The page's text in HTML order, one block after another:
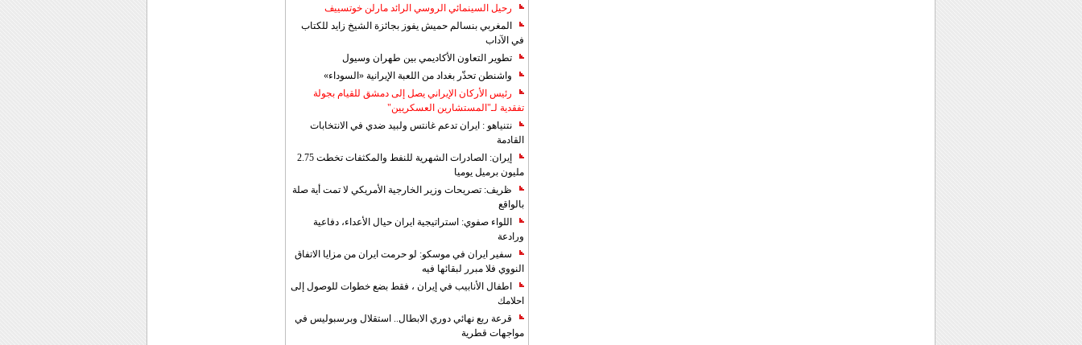
رحيل السينمائي الروسي الرائد مارلن خوتسييف
المغربي بنسالم حميش يفوز بجائزة الشيخ زايد للكتاب
في الآداب
تطوير التعاون الأكاديمي بين طهران وسيول
واشنطن تحذّر بغداد من اللعبة الإيرانية «السوداء»
رئيس الأركان الإيراني يصل إلى دمشق للقيام بجولة
تفقدية لـ"المستشارين العسكريين"
نتنياهو : ايران تدعم غانتس ولبيد ضدي في الانتخابات
القادمة
إيران: الصادرات الشهریة للنفط والمكثفات تخطت 2.75
مليون برميل يوميا
ظريف: تصريحات وزير الخارجية الأمريكي لا تمت أية صلة
بالواقع
اللواء صفوي: استراتيجية ايران حيال الأعداء، دفاعية
ورادعة
سفير ايران في موسكو: لو حرمت ايران من مزايا الاتفاق
النووي فلا مبرر لبقائها فيه
اطفال الأنابيب في إيران ، فقط بضع خطوات للوصول إلى
احلامك
قرعة ربع نهائي دوري الابطال.. استقلال وبرسبوليس في
مواجهات قطرية